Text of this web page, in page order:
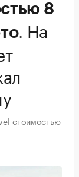
8
. На
стоимостью